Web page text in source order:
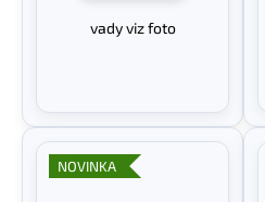
vady viz foto
NOVINKA